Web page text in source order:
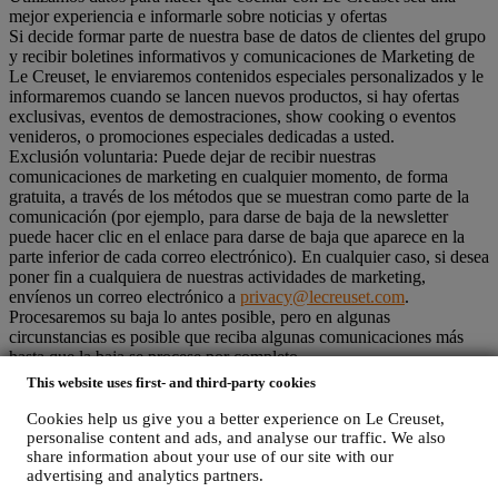
This website uses first- and third-party cookies
Cookies help us give you a better experience on Le Creuset,
personalise content and ads, and analyse our traffic. We also
share information about your use of our site with our
advertising and analytics partners.
mejor experiencia e informarle sobre noticias y ofertas
Si decide formar parte de nuestra base de datos de clientes del grupo
y recibir boletines informativos y comunicaciones de Marketing de
Le Creuset, le enviaremos contenidos especiales personalizados y le
informaremos cuando se lancen nuevos productos, si hay ofertas
exclusivas, eventos de demostraciones, show cooking o eventos
venideros, o promociones especiales dedicadas a usted.
Exclusión voluntaria: Puede dejar de recibir nuestras
comunicaciones de marketing en cualquier momento, de forma
gratuita, a través de los métodos que se muestran como parte de la
comunicación (por ejemplo, para darse de baja de la newsletter
puede hacer clic en el enlace para darse de baja que aparece en la
parte inferior de cada correo electrónico). En cualquier caso, si desea
poner fin a cualquiera de nuestras actividades de marketing,
envíenos un correo electrónico a privacy@lecreuset.com.
Procesaremos su baja lo antes posible, pero en algunas
circunstancias es posible que reciba algunas comunicaciones más
hasta que la baja se procese por completo.
Sus datos están bajo su control
Recuerde que usted tiene el control de sus datos y que
puede gestionar tus preferencias en cualquier momento.Tenga la
seguridad de que nunca transmitiremos sus datos a terceras
organizaciones para sus propios fines de marketing sin su permiso.
Para cualquier información o para ejercer sus derechos de